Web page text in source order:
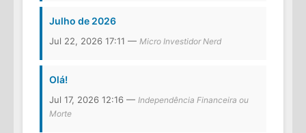
Julho de 2026
Jul 22, 2026 17:11 — Micro Investidor Nerd
Olá!
Jul 17, 2026 12:16 — Independência Financeira ou
Morte